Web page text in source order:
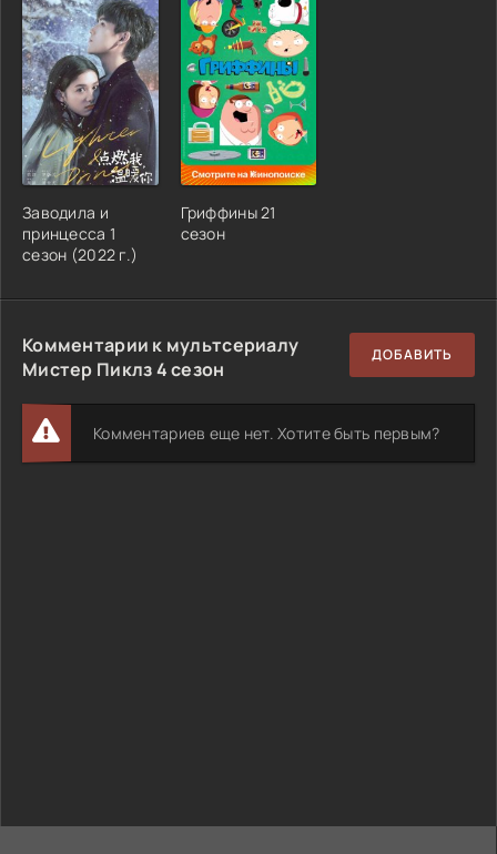
Заводила и
принцесса 1
сезон (2022 г.)
Гриффины 21
сезон
Комментарии к мультсериалу
Мистер Пиклз 4 сезон
ДОБАВИТЬ
Комментариев еще нет. Хотите быть первым?